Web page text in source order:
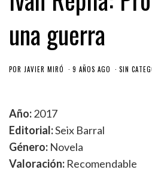
una guerra
POR JAVIER MIRÓ 9 AÑOS AGO SIN
Año:2017
Editorial:Seix Barral
Género: Novela
Valoración: Recomendable